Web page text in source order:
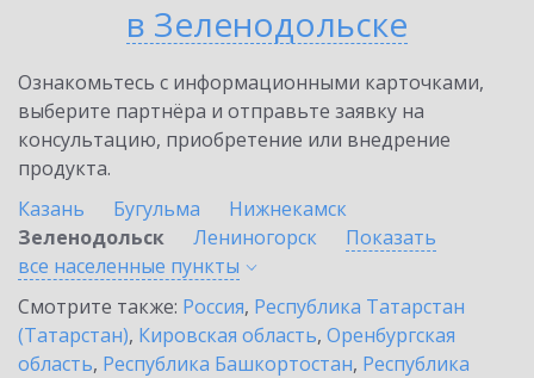
в Зеленодольске
Ознакомьтесь с информационными карточками,
выберите партнёра и отправьте заявку на
консультацию, приобретение или внедрение
продукта.
Казань
Бугульма
Нижнекамск
Зеленодольск
Лениногорск
Показать
все населенные пункты
Смотрите также: Россия, Республика Татарстан
(Татарстан), Кировская область, Оренбургская
область, Республика Башкортостан, Республика